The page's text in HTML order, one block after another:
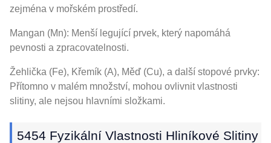
zejména v mořském prostředí.
Mangan (Mn): Menší legující prvek, který napomáhá
pevnosti a zpracovatelnosti.
Žehlička (Fe), Křemík (A), Měď (Cu), a další stopové prvky:
Přítomno v malém množství, mohou ovlivnit vlastnosti
slitiny, ale nejsou hlavními složkami.
5454 Fyzikální Vlastnosti Hliníkové Slitiny